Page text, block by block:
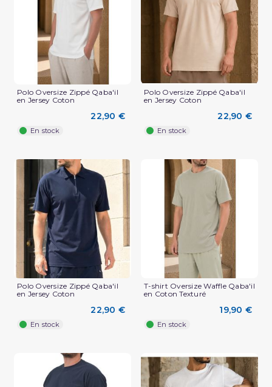
(2 avis)
Polo Oversize Zippé Qaba'il
en Jersey Coton
22,90 €
En stock
Polo Oversize Zippé Qaba'il
en Jersey Coton
22,90 €
En stock
Polo Oversize Zippé Qaba'il
en Jersey Coton
22,90 €
En stock
T-shirt Oversize Waffle Qaba'il
en Coton Texturé
19,90 €
En stock